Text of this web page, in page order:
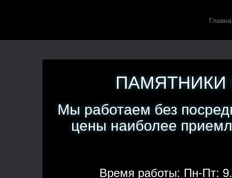
ПАМЯТНИКИ
Мы работаем без
цены наиболее
Время работы: Пн-Пт: